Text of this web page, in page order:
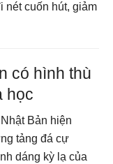
nét cuốn hút, giảm
có hình thù
học
Bản hiện
tảng đá cự
dáng kỳ lạ của